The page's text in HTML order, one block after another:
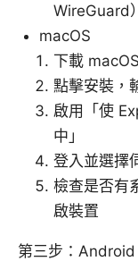
WireGuard
macOS
下載
點擊安裝，
啟用「使
中」
登入並選擇
檢查是否有
啟裝置
第三步：